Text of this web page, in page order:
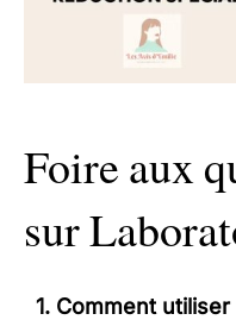
Foire aux
sur
1. Comment